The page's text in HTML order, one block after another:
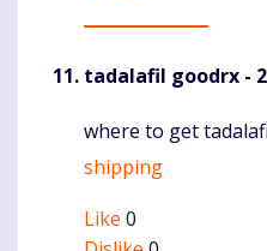
tadalafil goodrx -
Komentaras
where to get
shipping
Like 0